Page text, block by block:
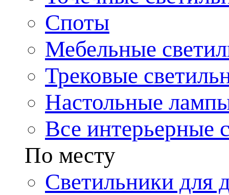
Споты
Мебельные
Трековые
Настольные
Все интерьерные
По месту
Светильники для